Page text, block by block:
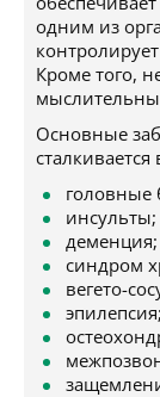
одним из
Кроме того,
Основные
головные
инсульты;
деменция;
синдром
вегето-
эпилепсия;